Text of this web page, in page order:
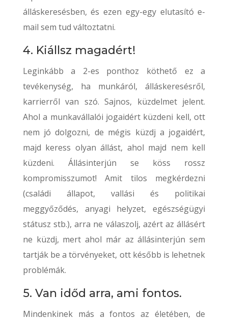
álláskeresésben, és ezen egy-egy elutasító e-
mail sem tud változtatni.
4. Kiállsz magadért!
Leginkább a 2-es ponthoz köthető ez a
tevékenység, ha munkáról, álláskeresésről,
karrierről van szó. Sajnos, küzdelmet jelent.
Ahol a munkavállalói jogaidért küzdeni kell, ott
nem jó dolgozni, de mégis küzdj a jogaidért,
majd keress olyan állást, ahol majd nem kell
küzdeni. Állásinterjún se köss rossz
kompromisszumot! Amit tilos megkérdezni
(családi állapot, vallási és politikai
meggyőződés, anyagi helyzet, egészségügyi
státusz stb.), arra ne válaszolj, azért az állásért
ne küzdj, mert ahol már az állásinterjún sem
tartják be a törvényeket, ott később is lehetnek
problémák.
5. Van időd arra, ami fontos.
Mindenkinek más a fontos az életében, de